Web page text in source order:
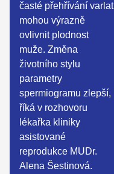
časté přehřívání varlat
mohou výrazně
ovlivnit plodnost
muže. Změna
životního stylu
parametry
spermiogramu zlepší,
říká v rozhovoru
lékařka kliniky
asistované
reprodukce MUDr.
Alena Šestinová.